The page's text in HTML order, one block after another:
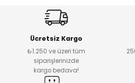
Ücretsiz Kargo
₺1.250 ve üzeri tüm
siparişlerinizde
kargo bedava!